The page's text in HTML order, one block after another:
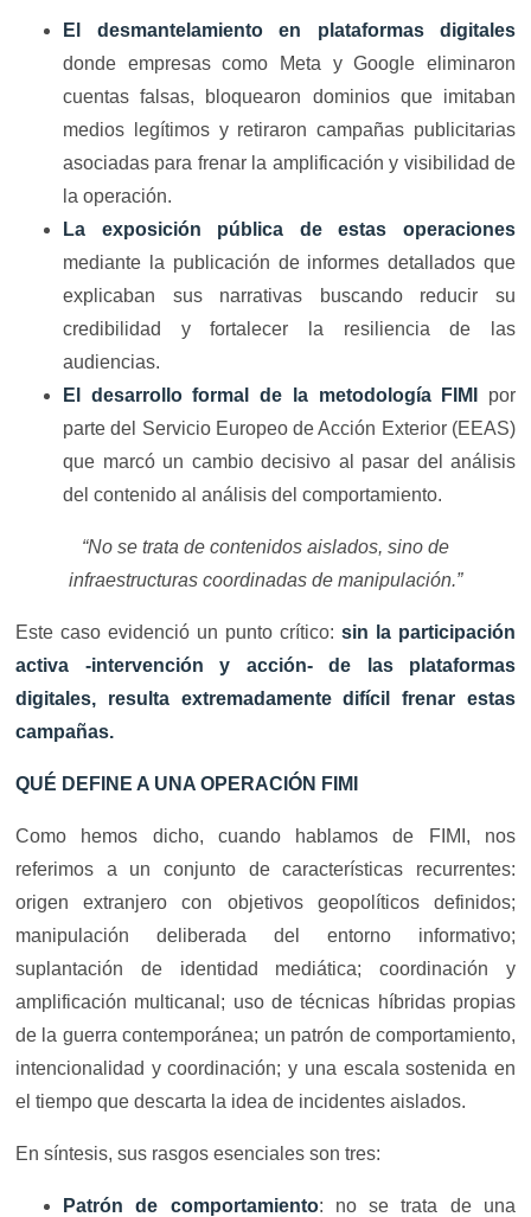
El desmantelamiento en plataformas digitales
donde empresas como Meta y Google eliminaron
cuentas falsas, bloquearon dominios que imitaban
medios legítimos y retiraron campañas publicitarias
asociadas para frenar la amplificación y visibilidad de
la operación.
La exposición pública de estas operaciones
mediante la publicación de informes detallados que
explicaban sus narrativas buscando reducir su
credibilidad y fortalecer la resiliencia de las
audiencias.
El desarrollo formal de la metodología FIMI por
parte del Servicio Europeo de Acción Exterior (EEAS)
que marcó un cambio decisivo al pasar del análisis
del contenido al análisis del comportamiento.
“No se trata de contenidos aislados, sino de
infraestructuras coordinadas de manipulación.”
Este caso evidenció un punto crítico: sin la participación
activa -intervención y acción- de las plataformas
digitales, resulta extremadamente difícil frenar estas
campañas.
QUÉ DEFINE A UNA OPERACIÓN FIMI
Como hemos dicho, cuando hablamos de FIMI, nos
referimos a un conjunto de características recurrentes:
origen extranjero con objetivos geopolíticos definidos;
manipulación deliberada del entorno informativo;
suplantación de identidad mediática; coordinación y
amplificación multicanal; uso de técnicas híbridas propias
de la guerra contemporánea; un patrón de comportamiento,
intencionalidad y coordinación; y una escala sostenida en
el tiempo que descarta la idea de incidentes aislados.
En síntesis, sus rasgos esenciales son tres:
Patrón de comportamiento: no se trata de una